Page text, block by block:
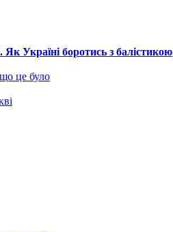
Україні боротись з балістикою
це було